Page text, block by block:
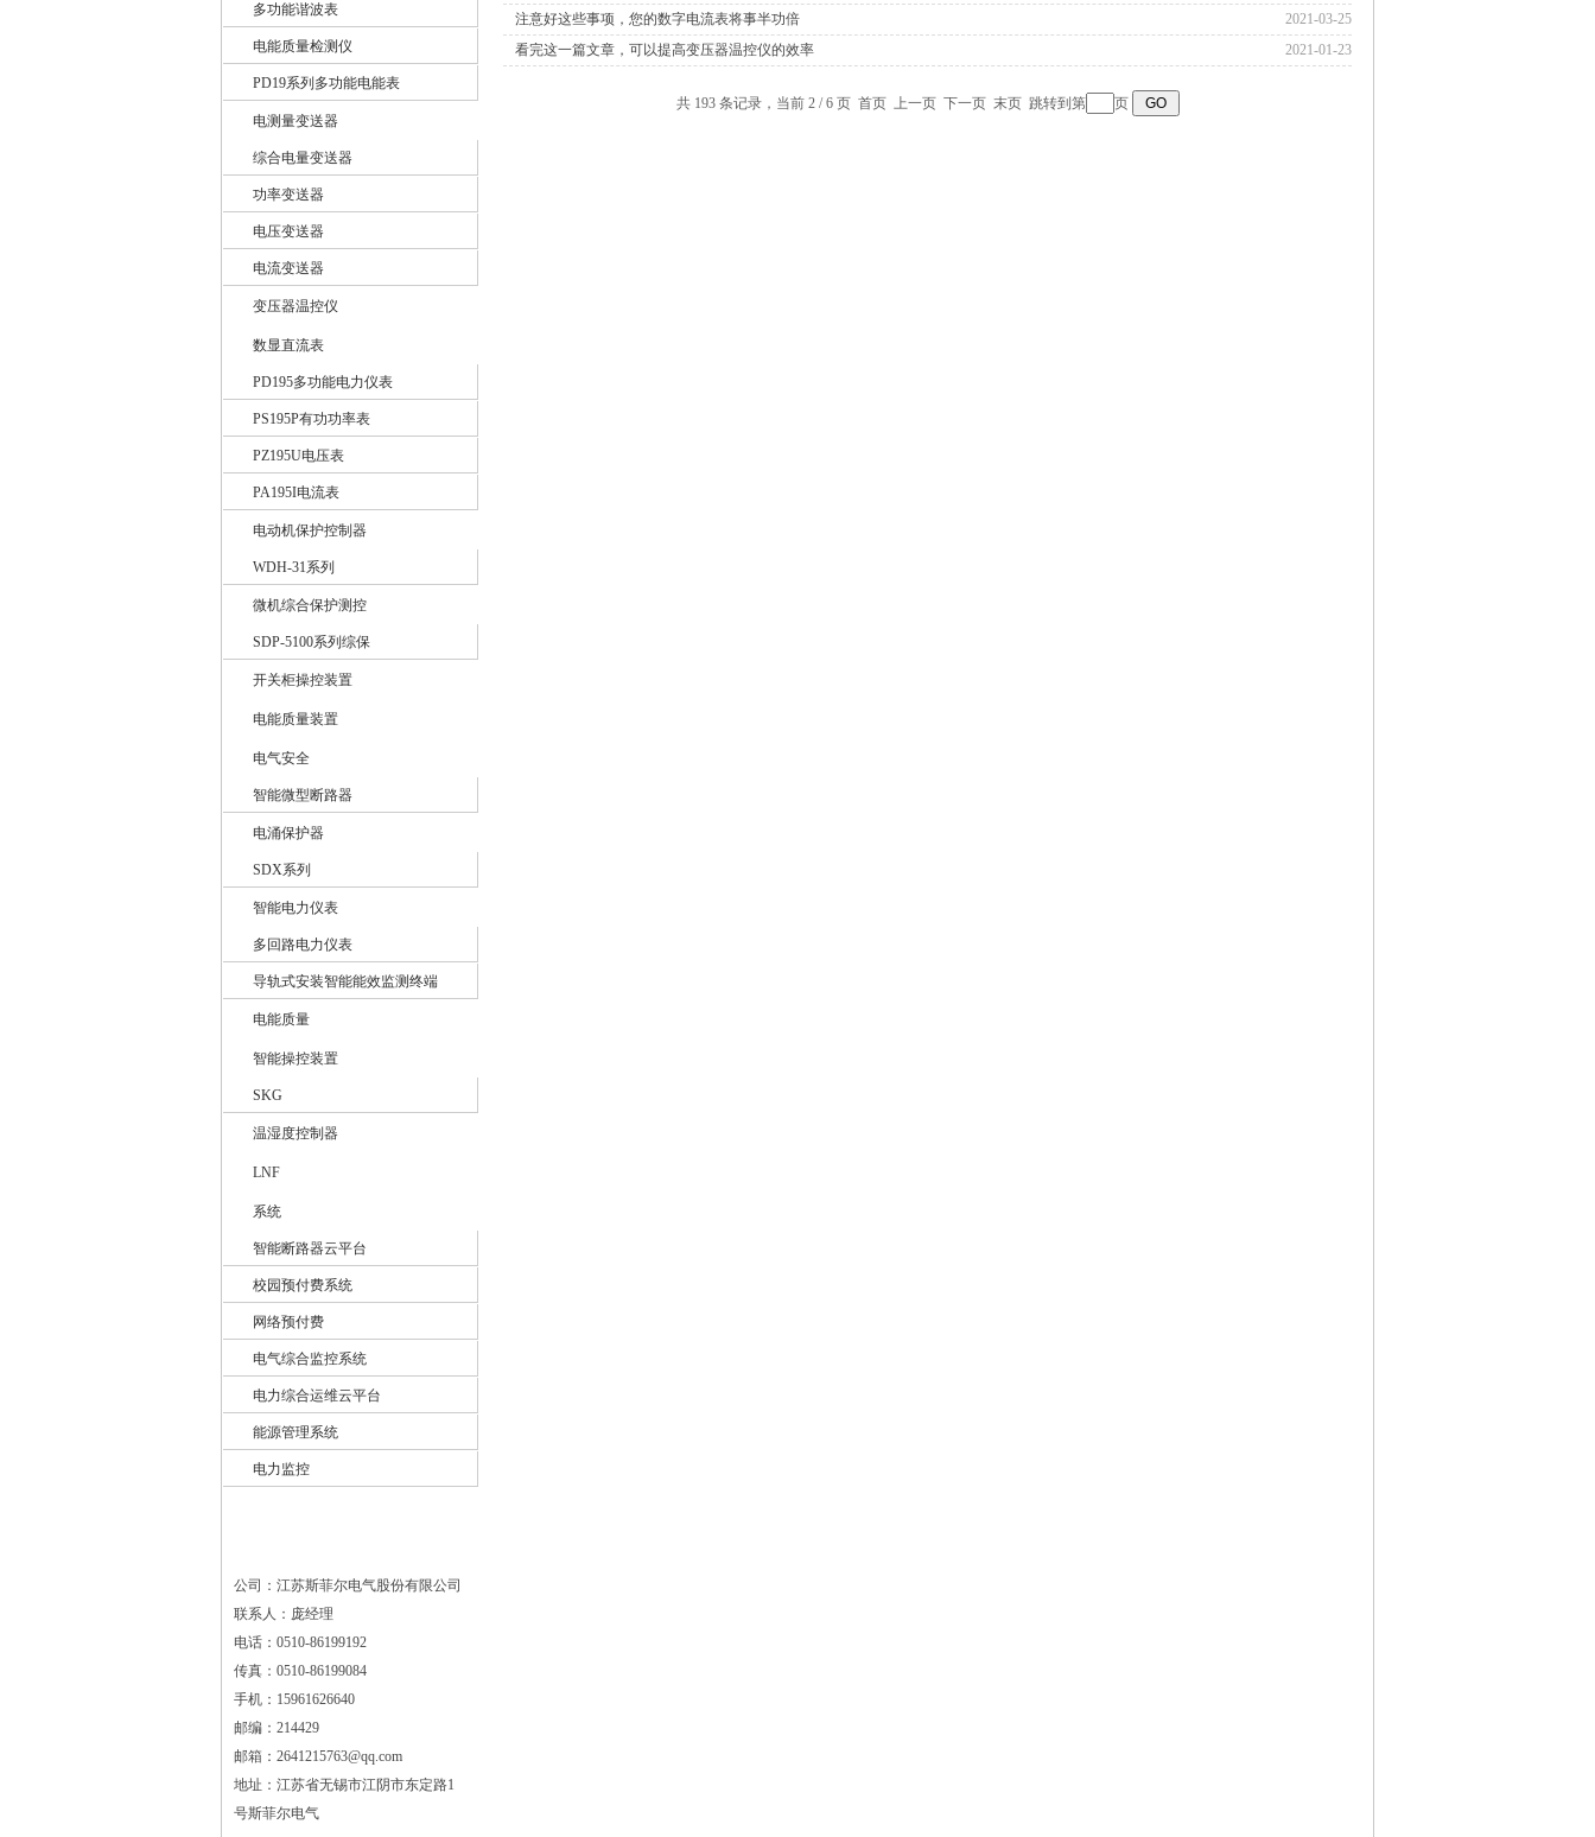
多功能谐波表
电能质量检测仪
PD19系列多功能电能表
电测量变送器
综合电量变送器
功率变送器
电压变送器
电流变送器
变压器温控仪
数显直流表
PD195多功能电力仪表
PS195P有功功率表
PZ195U电压表
PA195I电流表
电动机保护控制器
WDH-31系列
微机综合保护测控
SDP-5100系列综保
开关柜操控装置
电能质量装置
电气安全
智能微型断路器
电涌保护器
SDX系列
智能电力仪表
多回路电力仪表
导轨式安装智能能效监测终端
电能质量
智能操控装置
SKG
温湿度控制器
LNF
系统
智能断路器云平台
校园预付费系统
网络预付费
电气综合监控系统
电力综合运维云平台
能源管理系统
电力监控
公司：江苏斯菲尔电气股份有限公司
联系人：庞经理
电话：0510-86199192
传真：0510-86199084
手机：15961626640
邮编：214429
邮箱：2641215763@qq.com
地址：江苏省无锡市江阴市东定路1
号斯菲尔电气
注意好这些事项，您的数字电流表将事半功倍
2021-03-25
看完这一篇文章，可以提高变压器温控仪的效率
2021-01-23
共 193 条记录，当前 2 / 6 页 首页 上一页 下一页 末页跳转到第 页